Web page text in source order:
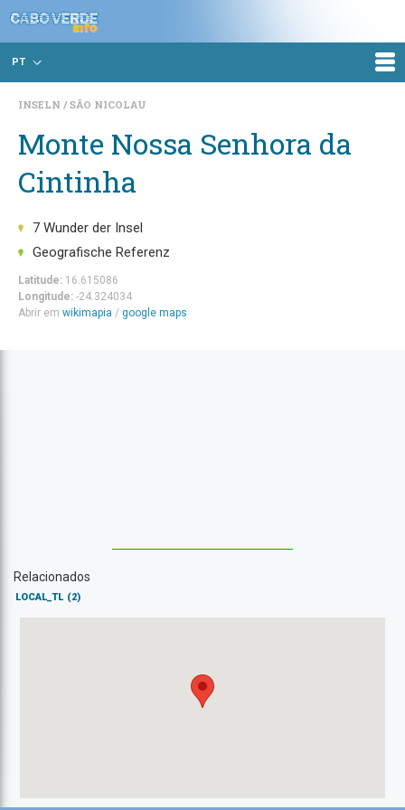
PT
INSELN SÃO NICOLAU
Monte Nossa Senhora da
Cintinha
7 Wunder der Insel
Geografische Referenz
Latitude: 16.615086
Longitude: -24.324034
Abrir em wikimapia / google maps
Relacionados
LOCAL_TL (2)